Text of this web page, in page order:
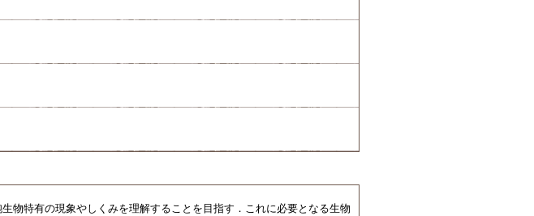
物特有の現象やしくみを理解することを目指す．これに必要となる生物